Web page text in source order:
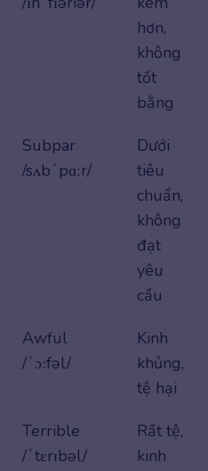
hơn,
không
tốt
bằng
Subpar
/sʌbˈpɑːr/
Dưới
tiêu
chuẩn,
không
đạt
yêu
cầu
Awful
/ˈɔːfəl/
Kinh
khủng,
tệ hại
Terrible
/ˈtɛrɪbəl/
Rất tệ,
kinh